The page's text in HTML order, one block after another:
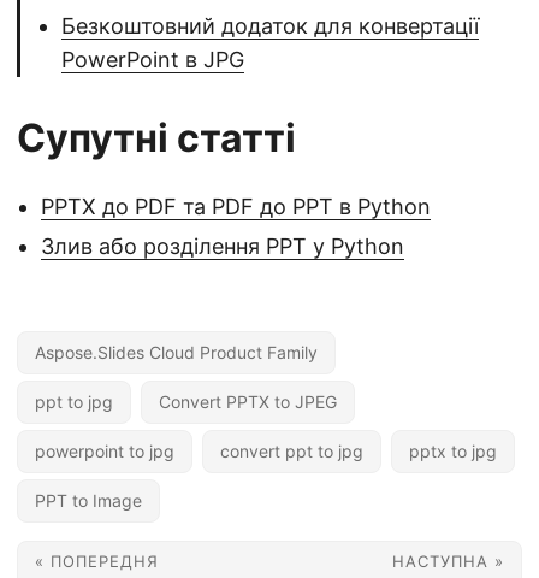
Безкоштовний додаток для конвертації
PowerPoint в JPG
Супутні статті
PPTX до PDF та PDF до PPT в Python
Злив або розділення PPT у Python
Aspose.Slides Cloud Product Family
ppt to jpg Convert PPTX to JPEG
powerpoint to jpg convert ppt to jpg pptx to jpg
PPT to Image
« ПОПЕРЕДНЯ НАСТУПНА »